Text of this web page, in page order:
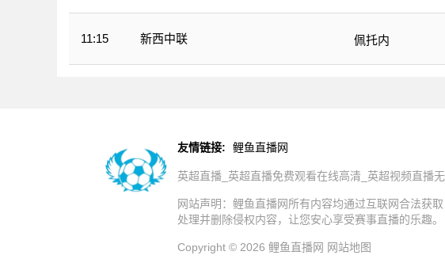
11:15 新西中联 佩托内
友情链接: 鲤鱼直播网
英超直播_英超直播免费观看在线高清_英超视频直播
网站声明：鲤鱼直播网所有内容均通过互联网合法获
处理并删除侵权内容，让您安心享受赛事直播的乐趣。
Copyright © 2026 鲤鱼直播网 网站地图